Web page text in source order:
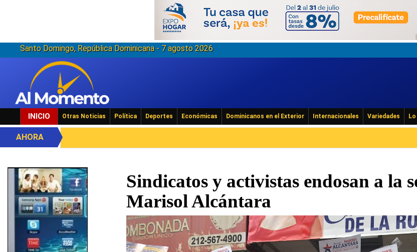
Santo Domingo, República Dominicana - 7 agosto 2026
INICIO Otras Noticias Política Deportes Económicas Dominicanos en el Exterior Internacionales Variedades
AHORA
Sindicatos y activistas endosan a la
Marisol Alcántara